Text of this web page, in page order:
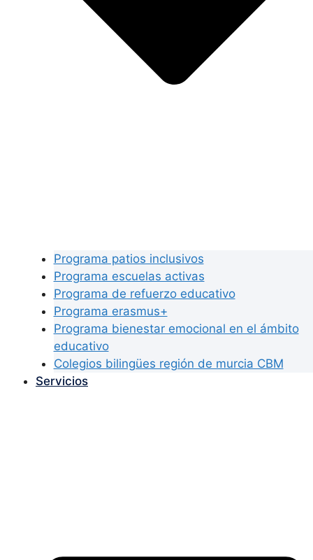
Programa patios inclusivos
Programa escuelas activas
Programa de refuerzo educativo
Programa erasmus+
Programa bienestar emocional en el ámbito
educativo
Colegios bilingües región de murcia CBM
Servicios